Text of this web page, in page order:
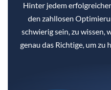
Hinter jedem
den zahllosen
schwierig sein, zu wissen,
genau das Richtige, um